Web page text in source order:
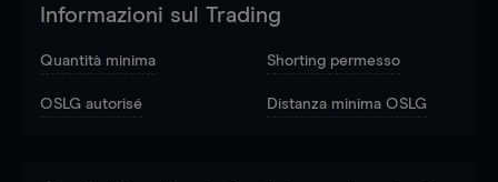
Informazioni sul Trading
Quantità minima Shorting permesso
OSLG autorisé Distanza minima OSLG